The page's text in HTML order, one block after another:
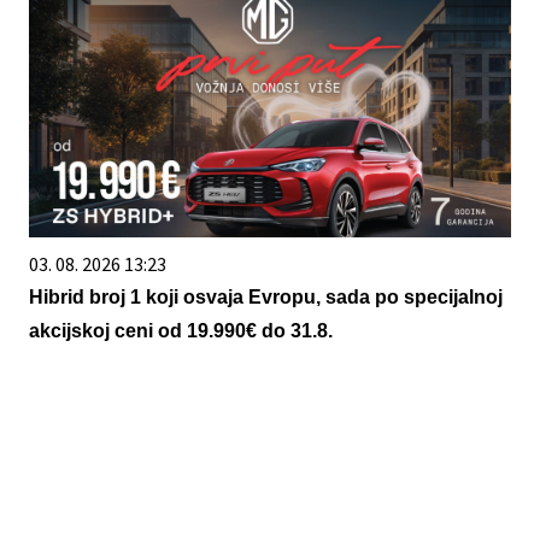
03. 08. 2026 13:23
Hibrid broj 1 koji osvaja Evropu, sada po specijalnoj
akcijskoj ceni od 19.990€ do 31.8.